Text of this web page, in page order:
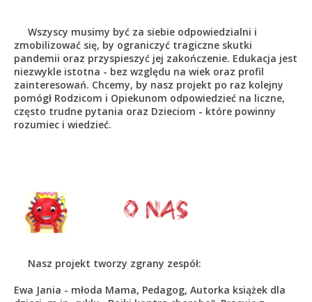
Wszyscy musimy być za siebie odpowiedzialni i
zmobilizować się, by ograniczyć tragiczne skutki
pandemii oraz przyspieszyć jej zakończenie. Edukacja jest
niezwykle istotna - bez względu na wiek oraz profil
zainteresowań. Chcemy, by nasz projekt po raz kolejny
pomógł Rodzicom i Opiekunom odpowiedzieć na liczne,
często trudne pytania oraz Dzieciom - które powinny
rozumiec i wiedzieć.
Nasz projekt tworzy zgrany zespół:
Ewa Jania - młoda Mama, Pedagog, Autorka książek dla